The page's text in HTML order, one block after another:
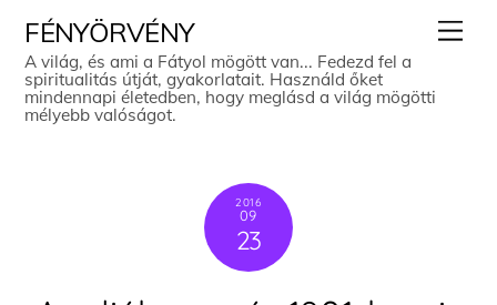
content
FÉNYÖRVÉNY
A világ, és ami a Fátyol mögött van... Fedezd fel a
spiritualitás útját, gyakorlatait. Használd őket
mindennapi életedben, hogy meglásd a világ mögötti
mélyebb valóságot.
2016
09
23